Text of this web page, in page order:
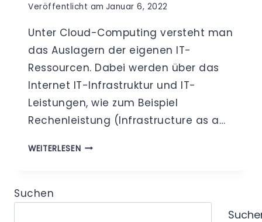
Veröffentlicht am Januar 6, 2022
Unter Cloud-Computing versteht man
das Auslagern der eigenen IT-
Ressourcen. Dabei werden über das
Internet IT-Infrastruktur und IT-
Leistungen, wie zum Beispiel
Rechenleistung (Infrastructure as a…
WEITERLESENCLOUD
Suchen